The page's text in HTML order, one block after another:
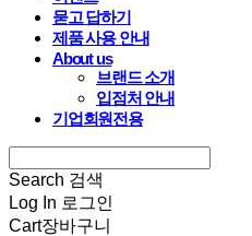
묻고 답하기
제품 사용 안내
About us
브랜드 소개
입점처 안내
기업회원전용
Search 검색
Log In 로그인
Cart장바구니